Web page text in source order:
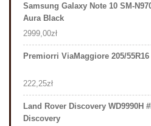
Samsung Galaxy Note 10 SM-
Aura Black
2999,00zł
Premiorri ViaMaggiore 205/55R16
222,25zł
Land Rover Discovery WD9990H
Discovery